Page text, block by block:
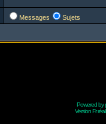
Messages Sujets
Powered by
Version Fr